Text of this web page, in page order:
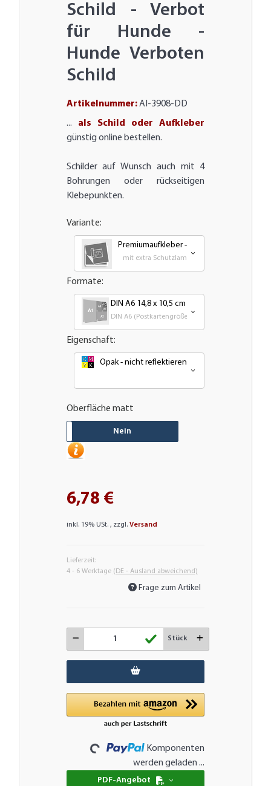
Schild - Verbot
für Hunde -
Hunde Verboten
Schild
Artikelnummer:AI-3908-DD
... als Schild oder Aufkleber
günstig online bestellen.
Schilder auf Wunsch auch mit 4
Bohrungen oder rückseitigen
Klebepunkten.
Variante:
Premiumaufkleber - wetterfest, UV-
mit extra Schutzlaminat für bestmöglichen
Formate:
DIN A6 14,8 x 10,5 cm
DIN A6 (Postkartengröße)
Eigenschaft:
Opak - nicht reflektierend oder nachleuchtend
Oberfläche matt
Nein
6,78 €
inkl. 19% USt. , zzgl. Versand
Lieferzeit:
4 - 6 Werktage (DE - Ausland abweichend)
Frage zum Artikel
Stück
Loading...
Komponenten
werden geladen ...
PDF-Angebot